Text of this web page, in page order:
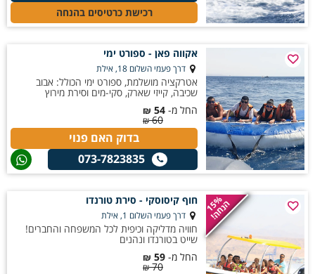
רכישת כרטיסים בהנחה
אקווה פאן - ספורט ימי
דרך פעמי השלום 18, אילת
אטרקציה מושלמת, ספורט ימי הכולל: אבוב
שכיבה, קייזי שארק, סקי-מים וסירת מירוץ
החל מ- 54
₪
60
₪
בדוק האם פנוי
073-7823835
15%
הנחה! חוף קיסוסקי - סירת טורנדו
דרך פעמי השלום 1, אילת
חוויה מדליקה וכיפית לכל המשפחה והחברים!
שייט בטורנדו ונהנים
החל מ- 59
₪
70
₪